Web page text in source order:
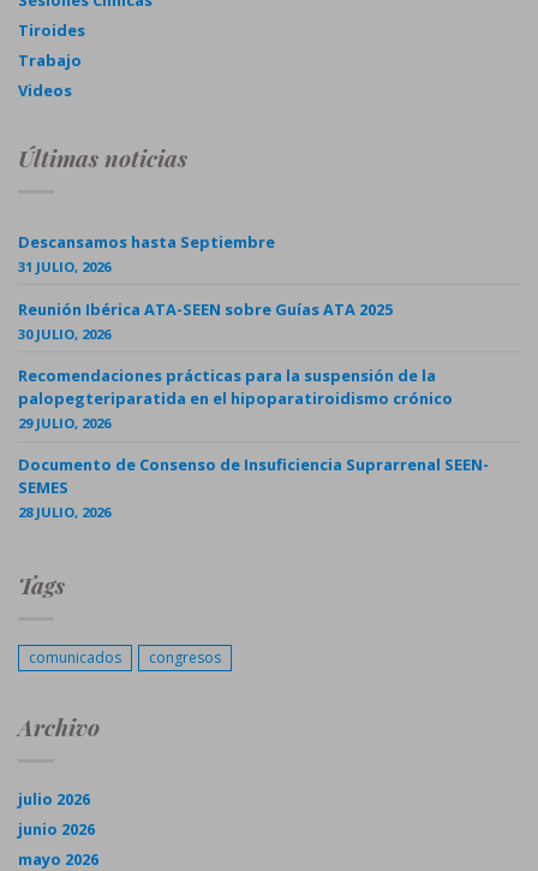
Tiroides
Trabajo
Videos
Últimas noticias
Descansamos hasta Septiembre
31 JULIO, 2026
Reunión Ibérica ATA-SEEN sobre Guías ATA 2025
30 JULIO, 2026
Recomendaciones prácticas para la suspensión de la
palopegteriparatida en el hipoparatiroidismo crónico
29 JULIO, 2026
Documento de Consenso de Insuficiencia Suprarrenal SEEN-
SEMES
28 JULIO, 2026
Tags
comunicados congresos
Archivo
julio 2026
junio 2026
mayo 2026